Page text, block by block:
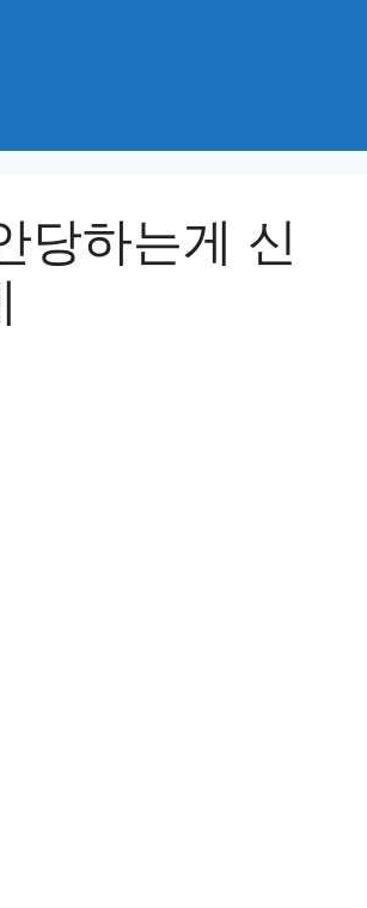
당하는게 신